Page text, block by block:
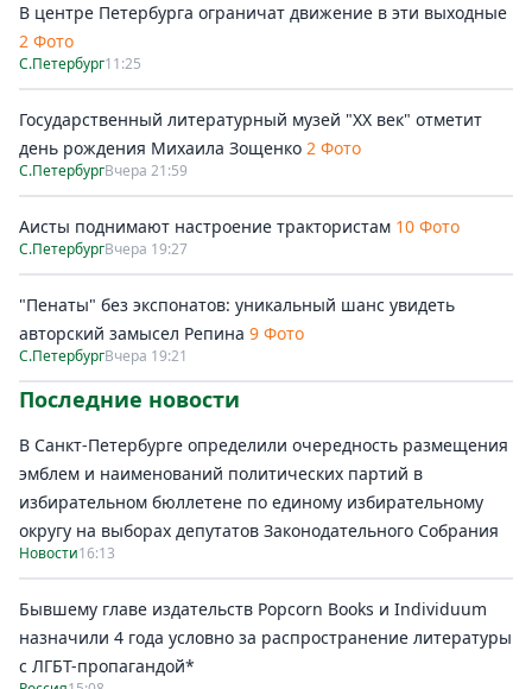
В центре Петербурга ограничат движение в эти выходные
2 Фото
С.Петербург11:25
Государственный литературный музей "ХХ век" отметит
день рождения Михаила Зощенко 2 Фото
С.ПетербургВчера 21:59
Аисты поднимают настроение трактористам 10 Фото
С.ПетербургВчера 19:27
"Пенаты" без экспонатов: уникальный шанс увидеть
авторский замысел Репина 9 Фото
С.ПетербургВчера 19:21
Последние новости
В Санкт-Петербурге определили очередность размещения
эмблем и наименований политических партий в
избирательном бюллетене по единому избирательному
округу на выборах депутатов Законодательного Собрания
Новости16:13
Бывшему главе издательств Popcorn Books и Individuum
назначили 4 года условно за распространение литературы
с ЛГБТ-пропагандой*